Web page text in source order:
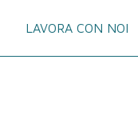
LAVORA CON NOI